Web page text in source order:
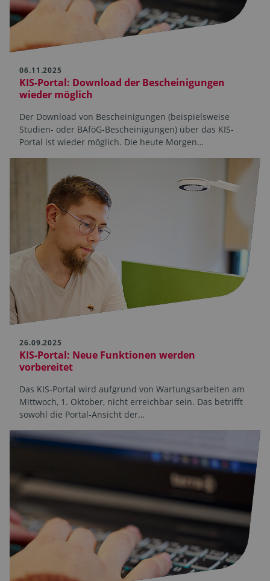
06.11.2025
KIS-Portal: Download der Bescheinigungen
wieder möglich
Der Download von Bescheinigungen (beispielsweise
Studien- oder BAföG-Bescheinigungen) über das KIS-
Portal ist wieder möglich. Die heute Morgen…
26.09.2025
KIS-Portal: Neue Funktionen werden
vorbereitet
Das KIS-Portal wird aufgrund von Wartungsarbeiten am
Mittwoch, 1. Oktober, nicht erreichbar sein. Das betrifft
sowohl die Portal-Ansicht der…